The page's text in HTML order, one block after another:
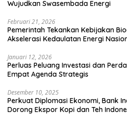
Wujudkan Swasembada Energi
Februari 21, 2026
Pemerintah Tekankan Kebijakan
Akselerasi Kedaulatan Energi
Januari 12, 2026
Perluas Peluang Investasi dan
Empat Agenda Strategis
Desember 10, 2025
Perkuat Diplomasi Ekonomi, Bank
Dorong Ekspor Kopi dan Teh